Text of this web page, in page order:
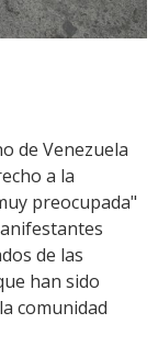
de Venezuela
a la
preocupada"
de las
han sido
comunidad